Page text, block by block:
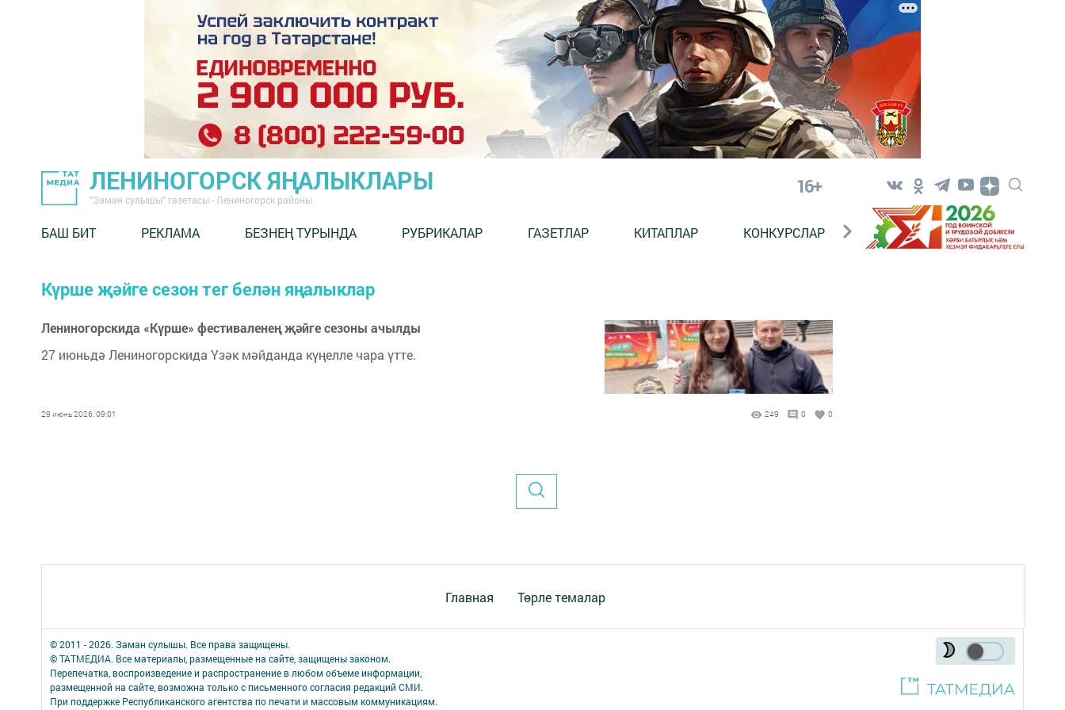
ЛЕНИНОГОРСК ЯҢАЛЫКЛАРЫ
"Заман сулышы" газетасы - Лениногорск районы
16+
БАШ БИТ РЕКЛАМА БЕЗНЕҢ ТУРЫНДА РУБРИКАЛАР ГАЗЕТЛАР КИТАПЛАР КОНКУРСЛАР ТЕЛЕВИДЕНИЕ
Күрше җәйге сезон тег белән яңалыклар
Лениногорскида «Күрше» фестиваленең җәйге сезоны ачылды
27 июньдә Лениногорскида Үзәк мәйданда күңелле чара үтте.
29 июнь 2026, 09:01 249 0 0
Главная Төрле темалар
© 2011 - 2026. Заман сулышы. Все права защищены.
© ТАТМЕДИА. Все материалы, размещенные на сайте, защищены законом.
Перепечатка, воспроизведение и распространение в любом объеме информации,
размещенной на сайте, возможна только с письменного согласия редакций СМИ.
При поддержке Республиканского агентства по печати и массовым коммуникациям.